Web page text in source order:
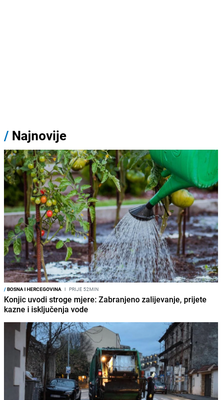
/ Najnovije
/BOSNA I HERCEGOVINA I PRIJE 52MIN
Konjic uvodi stroge mjere: Zabranjeno zalijevanje, prijete
kazne i isključenja vode